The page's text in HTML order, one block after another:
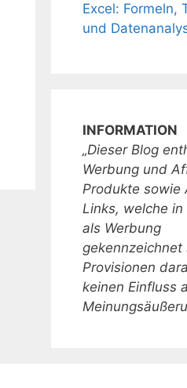
Excel: Formeln,
und
INFORMATION
„Dieser Blog
Werbung und
Produkte sowie
Links, welche in
als Werbung
gekennzeichnet
Provisionen
keinen Einfluss